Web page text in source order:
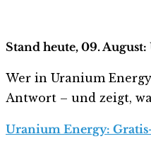
Stand heute, 09.
Wer in Uranium
Antwort – und zeigt,
Uranium Energy: